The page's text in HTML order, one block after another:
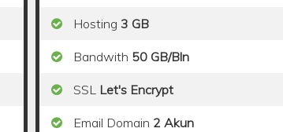
Hosting 3 GB
Bandwith 50 GB/Bln
SSL Let's Encrypt
Email Domain 2 Akun